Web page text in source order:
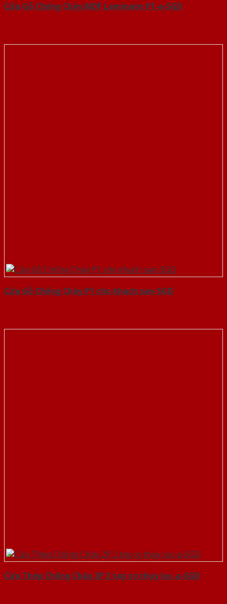
Cửa Gỗ Chống Cháy MDF Laminate P1-a-SGD
Cửa Gỗ Chống Cháy P1 cho khach san-SGD
Cửa Thép Chống Cháy 2P 2 tay co thuy luc-a-SGD